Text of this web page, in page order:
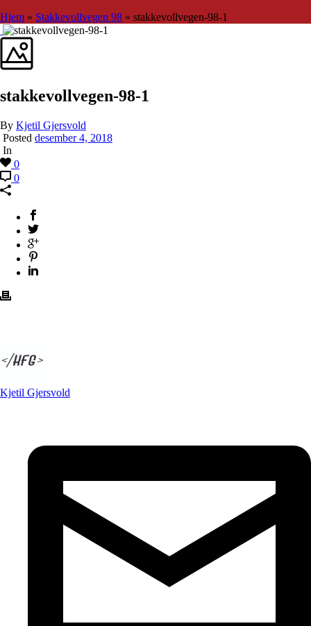
Hjem » Stakkevollvegen 98 » stakkevollvegen-98-1
stakkevollvegen-98-1
By Kjetil Gjersvold
Posted desember 4, 2018
In
0
0
Kjetil Gjersvold